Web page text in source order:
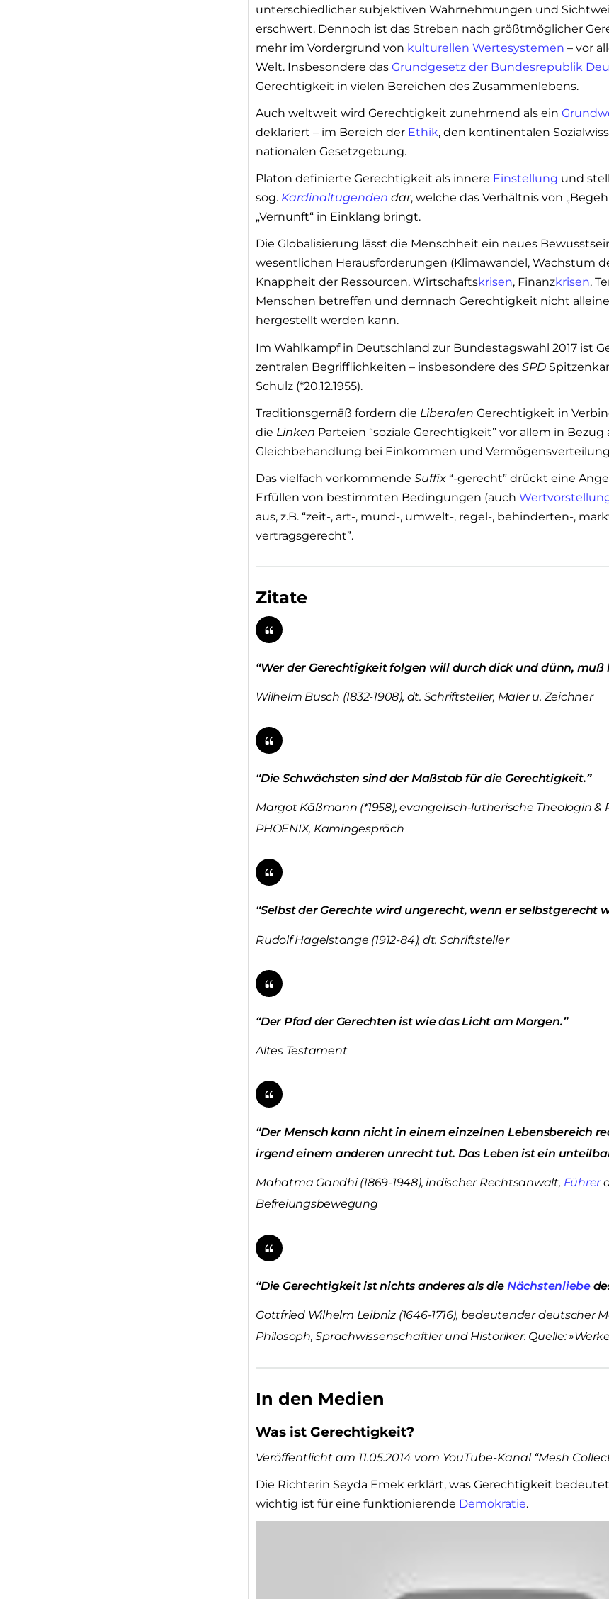
unterschiedlicher subjektiven Wahrnehmungen und
erschwert. Dennoch ist das Streben nach größtmöglicher
mehr im Vordergrund von kulturellen Wertesystemen – vor
Welt. Insbesondere das Grundgesetz der Bundesrepublik
Gerechtigkeit in vielen Bereichen des Zusammenlebens.
Auch weltweit wird Gerechtigkeit zunehmend als ein
deklariert – im Bereich der Ethik, den kontinentalen
nationalen Gesetzgebung.
Platon definierte Gerechtigkeit als innere Einstellung und
sog. Kardinaltugenden dar, welche das Verhältnis von
„Vernunft“ in Einklang bringt.
Die Globalisierung lässt die Menschheit ein neues
wesentlichen Herausforderungen (Klimawandel, Wachstum
Knappheit der Ressourcen, Wirtschaftskrisen, Finanzkrisen,
Menschen betreffen und demnach Gerechtigkeit nicht
hergestellt werden kann.
Im Wahlkampf in Deutschland zur Bundestagswahl 2017 ist
zentralen Begrifflichkeiten – insbesondere des SPD
Schulz (*20.12.1955).
Traditionsgemäß fordern die Liberalen Gerechtigkeit in
die Linken Parteien “soziale Gerechtigkeit” vor allem in
Gleichbehandlung bei Einkommen und
Das vielfach vorkommende Suffix “-gerecht” drückt eine Ange
Erfüllen von bestimmten Bedingungen (auch
aus, z.B. “zeit-, art-, mund-, umwelt-, regel-, behinderten-,
vertragsgerecht”.
Zitate
“Wer der Gerechtigkeit folgen will durch dick und dünn, muß
Wilhelm Busch (1832-1908), dt. Schriftsteller, Maler u. Zeichner
“Die Schwächsten sind der Maßstab für die Gerechtigkeit.”
Margot Käßmann (*1958), evangelisch-lutherische Theologin &
PHOENIX, Kamingespräch
“Selbst der Gerechte wird ungerecht, wenn er selbstgerecht
Rudolf Hagelstange (1912-84), dt. Schriftsteller
“Der Pfad der Gerechten ist wie das Licht am Morgen.”
Altes Testament
“Der Mensch kann nicht in einem einzelnen Lebensbereich
irgend einem anderen unrecht tut. Das Leben ist ein
Mahatma Gandhi (1869-1948), indischer Rechtsanwalt, Führer
Befreiungsbewegung
“Die Gerechtigkeit ist nichts anderes als die Nächstenliebe
Gottfried Wilhelm Leibniz (1646-1716), bedeutender deutscher
Philosoph, Sprachwissenschaftler und Historiker. Quelle:
In den Medien
Was ist Gerechtigkeit?
Veröffentlicht am 11.05.2014 vom YouTube-Kanal “Mesh
Die Richterin Seyda Emek erklärt, was Gerechtigkeit
wichtig ist für eine funktionierende Demokratie.